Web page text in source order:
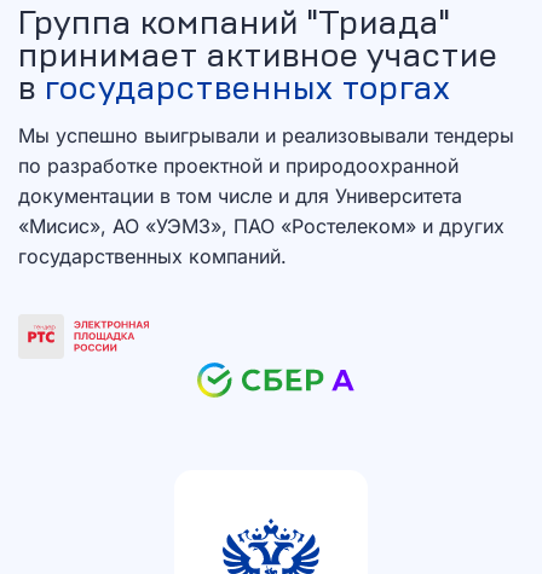
Группа компаний "Триада"
принимает активное участие
в государственных торгах
Мы успешно выигрывали и реализовывали тендеры
по разработке проектной и природоохранной
документации в том числе и для Университета
«Мисис», АО «УЭМЗ», ПАО «Ростелеком» и других
государственных компаний.